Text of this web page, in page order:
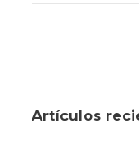
Artículos